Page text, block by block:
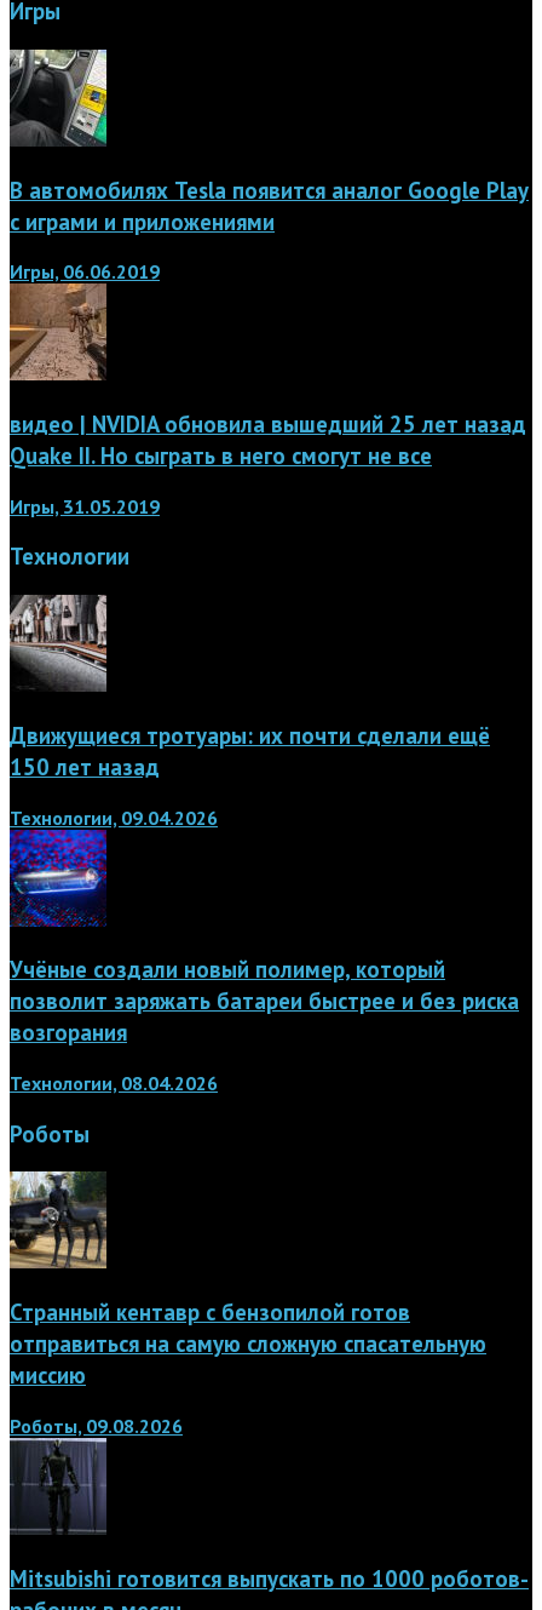
Игры
В автомобилях Tesla появится аналог Google Play
с играми и приложениями
Игры, 06.06.2019
видео | NVIDIA обновила вышедший 25 лет назад
Quake II. Но сыграть в него смогут не все
Игры, 31.05.2019
Технологии
Движущиеся тротуары: их почти сделали ещё
150 лет назад
Технологии, 09.04.2026
Учёные создали новый полимер, который
позволит заряжать батареи быстрее и без риска
возгорания
Технологии, 08.04.2026
Роботы
Странный кентавр с бензопилой готов
отправиться на самую сложную спасательную
миссию
Роботы, 09.08.2026
Mitsubishi готовится выпускать по 1000 роботов-